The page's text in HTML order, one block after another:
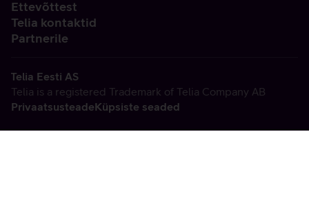
Ettevõttest
Telia kontaktid
Partnerile
Telia Eesti AS
Telia is a registered Trademark of Telia Company AB
PrivaatsusteadeKüpsiste seaded